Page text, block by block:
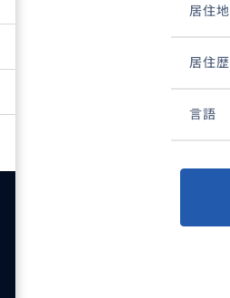
居住地
居住歴
言語